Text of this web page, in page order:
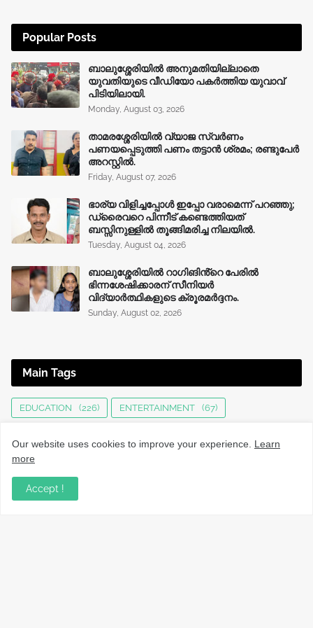
Popular Posts
ബാലുശ്ശേരിയിൽ അനുമതിയില്ലാതെ
യുവതിയുടെ വീഡിയോ പകർത്തിയ യുവാവ്
പിടിയിലായി.
Monday, August 03, 2026
താമരശ്ശേരിയിൽ വ്യാജ സ്വർണം
പണയപ്പെടുത്തി പണം തട്ടാൻ ശ്രമം; രണ്ടുപേർ
അറസ്റ്റിൽ.
Friday, August 07, 2026
ഭാര്യ വിളിച്ചപ്പോള്‍ ഇപ്പോ വരാമെന്ന് പറഞ്ഞു;
ഡ്രൈവറെ പിന്നീട് കണ്ടെത്തിയത്
ബസ്സിനുള്ളില്‍ തൂങ്ങിമരിച്ച നിലയിൽ.
Tuesday, August 04, 2026
ബാലുശ്ശേരിയിൽ റാഗിങിൻ്റെ പേരിൽ
ഭിന്നശേഷിക്കാരന് സീനിയർ
വിദ്യാർത്ഥികളുടെ ക്രൂരമര്‍ദ്ദനം.
Sunday, August 02, 2026
Main Tags
EDUCATION (226) ENTERTAINMENT (67)
KERALA NEWS
LOCAL NEWS
Our website uses cookies to improve your experience. Learn
more
Accept !